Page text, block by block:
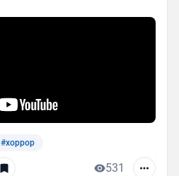
#хоррор
531